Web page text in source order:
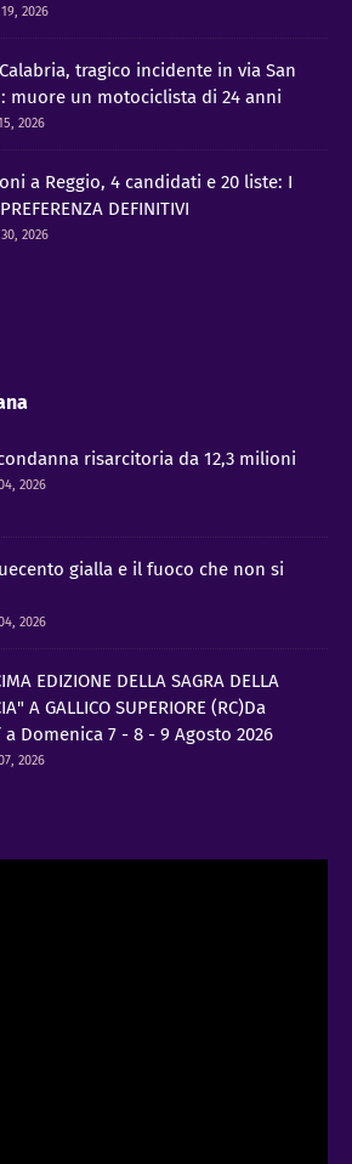
2026
tragico incidente in via San
muore un motociclista di 24 anni
2026
a Reggio, 4 candidati e 20 liste: I
DEFINITIVI
2026
risarcitoria da 12,3 milioni
2026
gialla e il fuoco che non si
2026
EDIZIONE DELLA SAGRA DELLA
A GALLICO SUPERIORE (RC)Da
a Domenica 7 - 8 - 9 Agosto 2026
2026